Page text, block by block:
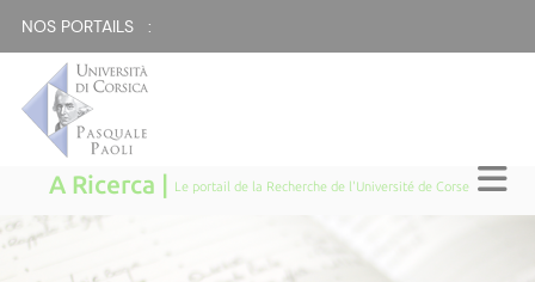
NOS PORTAILS :
A Ricerca | Le portail de la Recherche de l'Université de Corse